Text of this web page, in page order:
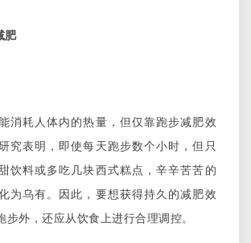
肥
消耗人体内的热量，但仅靠跑步减肥效
究表明，即使每天跑步数个小时，但只
饮料或多吃几块西式糕点，辛辛苦苦的
为乌有。因此，要想获得持久的减肥效
步外，还应从饮食上进行合理调控。